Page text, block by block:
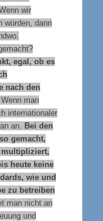
wir
würden, dann
egal, ob es
nach den
man
internationaler
an.
Bei den
gemacht,
multipliziert,
heute keine
wie und
zu betreiben
man nicht an
und